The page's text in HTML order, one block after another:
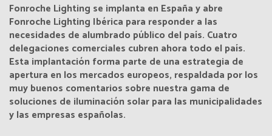
Fonroche Lighting se implanta en España y abre
Fonroche Lighting Ibérica para responder a las
necesidades de alumbrado público del país. Cuatro
delegaciones comerciales cubren ahora todo el país.
Esta implantación forma parte de una estrategia de
apertura en los mercados europeos, respaldada por los
muy buenos comentarios sobre nuestra gama de
soluciones de iluminación solar para las municipalidades
y las empresas españolas.